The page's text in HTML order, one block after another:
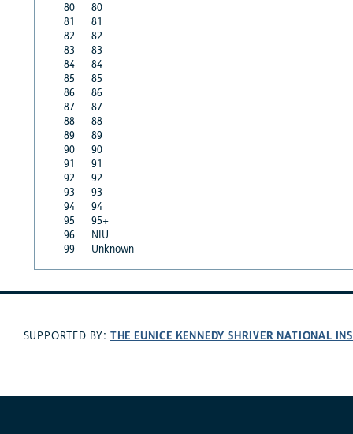
80
80
81
81
82
82
83
83
84
84
85
85
86
86
87
87
88
88
89
89
90
90
91
91
92
92
93
93
94
94
95
95+
96
NIU
99
Unknown
SUPPORTED BY: THE EUNICE KENNEDY SHRIVER NATIONAL